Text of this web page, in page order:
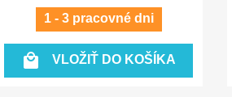
1 - 3 pracovné dni
 VLOŽIŤ DO KOŠÍKA